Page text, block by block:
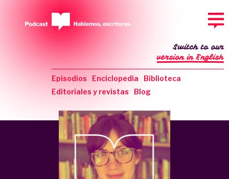
Episodios Enciclopedia
Biblioteca
Editoriales y revistas
Blog
Switch to our
version in English